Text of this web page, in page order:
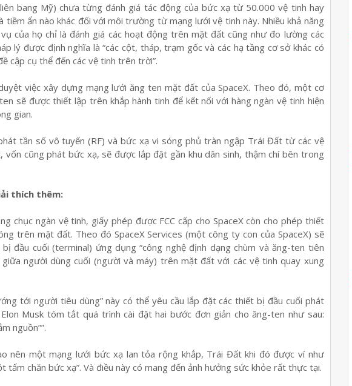
bang Mỹ) chưa từng đánh giá tác động của bức xạ từ 50.000 vệ tinh hay
tiềm ẩn nào khác đối với môi trường từ mạng lưới vệ tinh này. Nhiều khả năng
vụ của họ chỉ là đánh giá các hoạt động trên mặt đất cũng như đo lường các
lý được định nghĩa là “các cột, tháp, trạm gốc và các hạ tầng cơ sở khác có
cập cụ thể đến các vệ tinh trên trời”.
việc xây dựng mạng lưới ăng ten mặt đất của SpaceX. Theo đó, một cơ
sẽ được thiết lập trên khắp hành tinh để kết nối với hàng ngàn vệ tinh hiện
gian.
tần số vô tuyến (RF) và bức xạ vi sóng phủ tràn ngập Trái Đất từ ​​các vệ
cũng phát bức xạ, sẽ được lắp đặt gần khu dân sinh, thậm chí bên trong
thích thêm:
chục ngàn vệ tinh, giấy phép được FCC cấp cho SpaceX còn cho phép thiết
trên mặt đất. Theo đó SpaceX Services (một công ty con của SpaceX) sẽ
đầu cuối (terminal) ứng dụng “công nghệ định dạng chùm và ăng-ten tiên
người dùng cuối (người và máy) trên mặt đất với các vệ tinh quay xung
tới người tiêu dùng” này có thể yêu cầu lắp đặt các thiết bị đầu cuối phát
Musk tóm tắt quá trình cài đặt hai bước đơn giản cho ăng-ten như sau:
nguồn””.
nên một mạng lưới bức xạ lan tỏa rộng khắp, Trái Đất khi đó được ví như
tấm chăn bức xạ”. Và điều này có mang đến ảnh hưởng sức khỏe rất thực tại.